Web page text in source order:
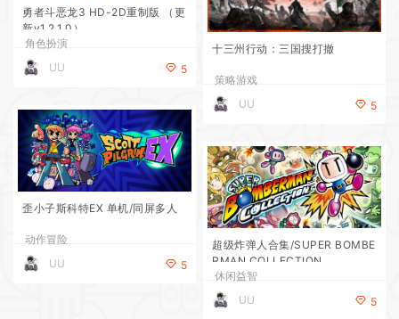
勇者斗恶龙3 HD-2D重制版 （更
新v1.2.1.0）
角色扮演
UU
5
十三州行动：三国搜打撤
策略游戏
UU
5
歪小子斯科特EX 单机/同屏多人
动作冒险
UU
5
超级炸弹人合集/SUPER BOMBE
RMAN COLLECTION
休闲益智
UU
5